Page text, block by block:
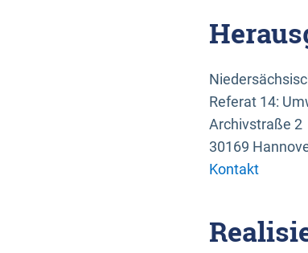
Referat 14:
Archivstraße 2
30169
Kontakt